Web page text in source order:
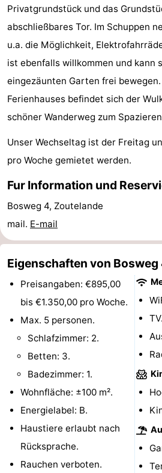
Spielplätze
Bowling
Wellness-
Zentren
Dörfer
&
Städte
Natur
Führungen
-
Schwimmbader
-
Radfahren
-
Wandern
-
Reiten
-
Golfplatze
Parafliegen
-
Sportangeln
Essen
und
trinken
Veranstaltungen
Ringstechen
Zoutelande
Actief
Praktisch
Privatgrundstück und das
abschließbares Tor. Im Schuppen
u.a. die Möglichkeit,
ist ebenfalls willkommen und kann
eingezäunten Garten frei
Ferienhauses befindet sich der
schöner Wanderweg zum
Unser Wechseltag ist der Freitag
pro Woche gemietet werden.
Fur Information und
Bosweg 4, Zoutelande
mail. E-mail
Eigenschaften von Bosweg
Preisangaben: €895,00
bis €1.350,00 pro Woche.
Max. 5 personen.
Schlafzimmer: 2.
Betten: 3.
Badezimmer: 1.
Wohnfläche: ±100 m².
Energielabel: B.
Haustiere erlaubt nach
Rücksprache.
Rauchen verboten.
TV.